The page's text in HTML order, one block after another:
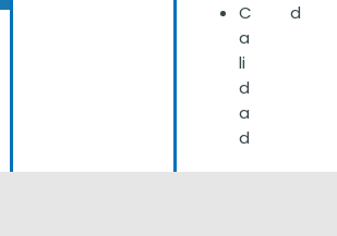
C
a
li
d
a
d
d